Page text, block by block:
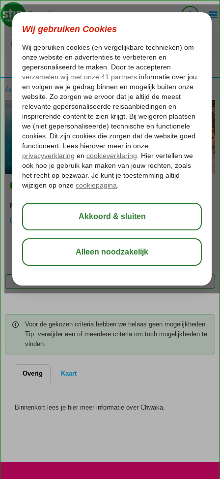
Voelt als thuiskomen...
Zanzibar Zanzibar Zanzibar Chwaka
Chwaka
Binnenkort lees je hier meer informatie over Chwaka.
LEES MEER OVER CHWAKA
Over Chwaka
Foto's & video
Voor de gekozen criteria hebben we helaas geen mogelijkheden.
Tip: verwijder een of meerdere criteria om toch mogelijkheden te
vinden.
Overig Kaart
Binnenkort lees je hier meer informatie over Chwaka.